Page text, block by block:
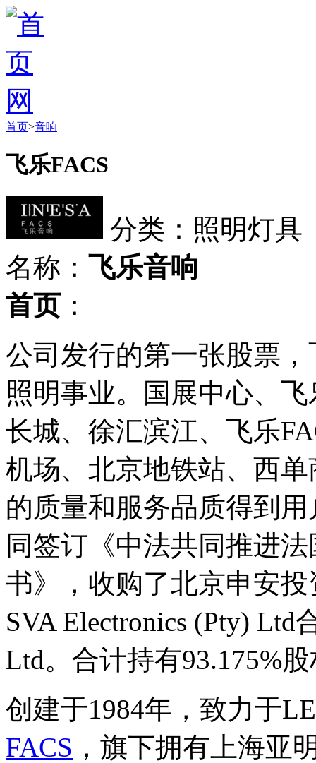
首页>音响
飞乐FACS
分类：照明灯具
名称： 飞乐音响
首页 ：
公司发行的第一张股票
照明事业。国展中心、
长城、徐汇滨江、飞乐
机场、北京地铁站、西
的质量和服务品质得到
同签订《中法共同推进
书》，收购了北京申安
SVA Electronics (Pty) Ltd
Ltd。合计持有93.175%
创建于1984年，致力于
FACS ，旗下拥有上海亚